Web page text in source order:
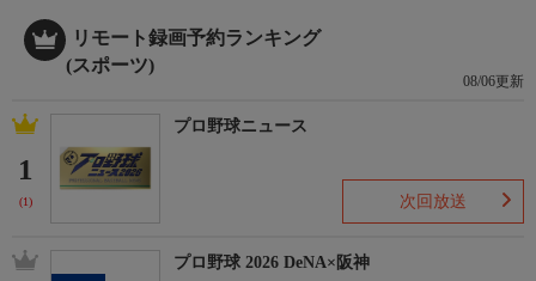
リモート録画予約ランキング
(スポーツ)
08/06更新
1
(1)
プロ野球ニュース
次回放送
プロ野球 2026 DeNA×阪神